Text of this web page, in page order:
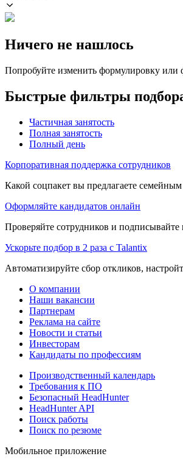
Ничего не нашлось
Попробуйте изменить формулировку или
Быстрые фильтры
Частичная занятость
Полная занятость
Полный день
Корпоративная поддержка сотрудников
Какой соцпакет вы предлагаете
Оформляйте кандидатов онлайн
Проверяйте сотрудников и
Ускорьте подбор в 2 раза с Talantix
Автоматизируйте сбор откликов,
О компании
Наши вакансии
Партнерам
Реклама на сайте
Новости и статьи
Инвесторам
Кандидаты по профессиям
Производственный календарь
Требования к ПО
Безопасный HeadHunter
HeadHunter API
Поиск работы
Поиск по резюме
Мобильное приложение